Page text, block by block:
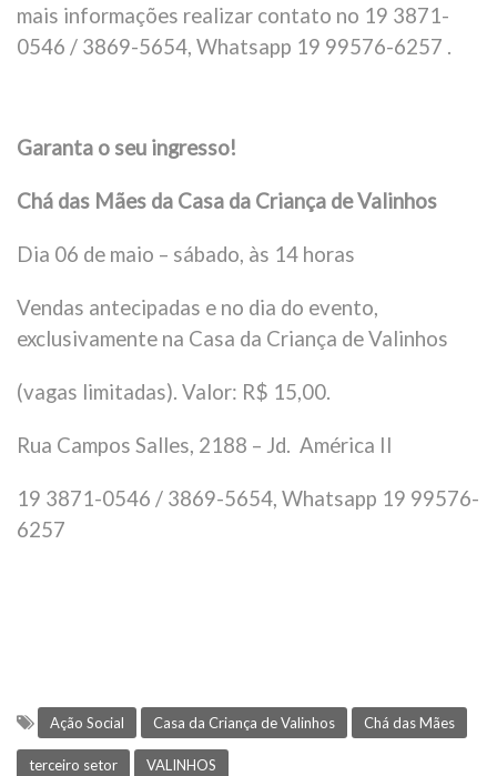
mais informações realizar contato no 19 3871-
0546 / 3869-5654, Whatsapp 19 99576-6257 .
Garanta o seu ingresso!
Chá das Mães da Casa da Criança de Valinhos
Dia 06 de maio – sábado, às 14 horas
Vendas antecipadas e no dia do evento,
exclusivamente na Casa da Criança de Valinhos
(vagas limitadas). Valor: R$ 15,00.
Rua Campos Salles, 2188 – Jd. América II
19 3871-0546 / 3869-5654, Whatsapp 19 99576-
6257
Ação Social Casa da Criança de Valinhos Chá das Mães
terceiro setor VALINHOS